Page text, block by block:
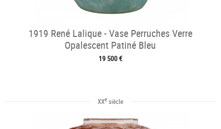
1919 René Lalique - Vase Perruches Verre
Opalescent Patiné Bleu
19 500 €
XXesiècle